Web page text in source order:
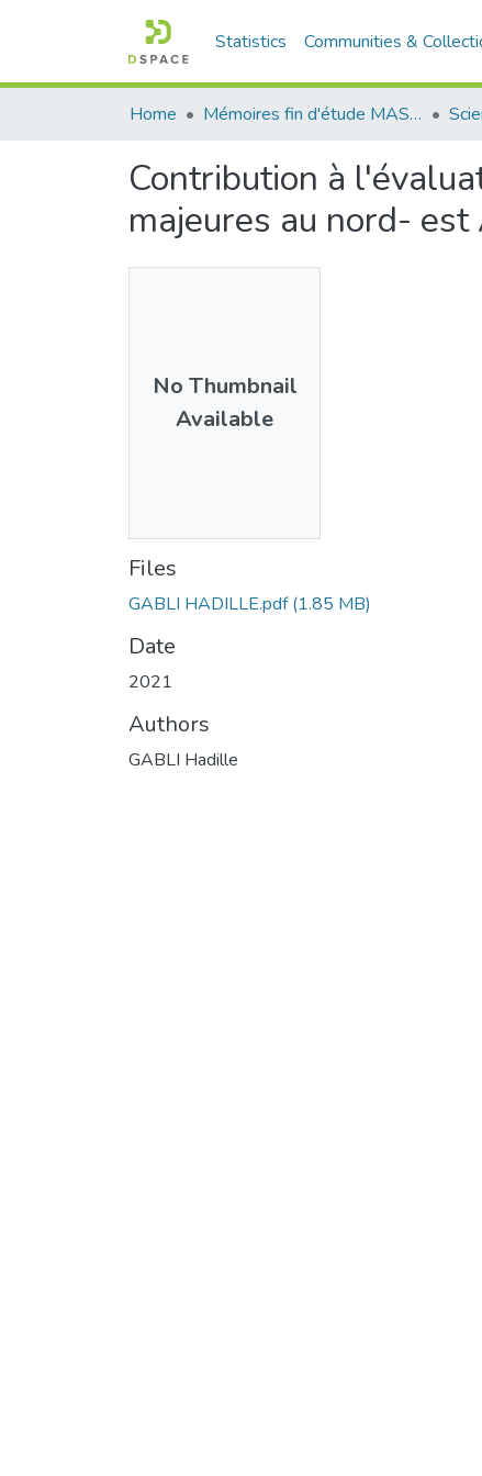
Statistics Communities &
Home Mémoires fin d'étude MASTER et Système classique
Contribution à
majeures au nord-
No Thumbnail
Available
Files
GABLI HADILLE.pdf (1.85 MB)
Date
2021
Authors
GABLI Hadille